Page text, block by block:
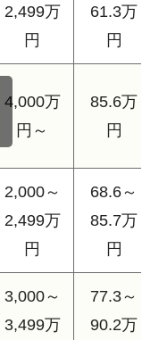
2,499万
円
61.3万
円
4,000万
円～
85.6万
円
2,000～
2,499万
円
68.6～
85.7万
円
3,000～
3,499万
77.3～
90.2万